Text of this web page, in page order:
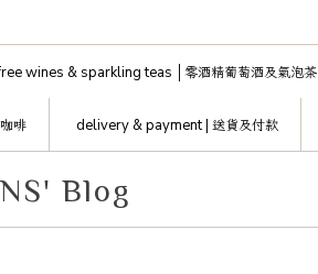
wines & sparkling teas │ 零酒精葡萄酒及氣泡茶
啡 delivery & payment | 送貨及付款
Blog